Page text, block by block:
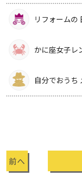
リフォームの
かに座女子レ
自分でおうち
前へ